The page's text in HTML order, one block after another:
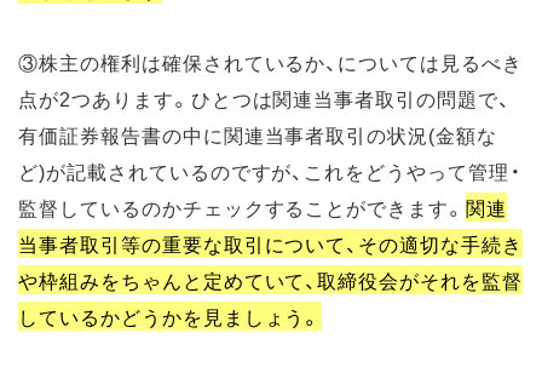
③株主の権利は確保されているか、については見るべき
点が2つあります。ひとつは関連当事者取引の問題で、
有価証券報告書の中に関連当事者取引の状況(金額な
ど)が記載されているのですが、これをどうやって管理・
監督しているのかチェックすることができます。関連
当事者取引等の重要な取引について、その適切な手続き
や枠組みをちゃんと定めていて、取締役会がそれを監督
しているかどうかを見ましょう。